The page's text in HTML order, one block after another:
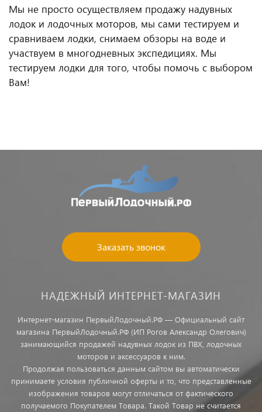
Мы не просто осуществляем продажу надувных
лодок и лодочных моторов, мы сами тестируем и
сравниваем лодки, снимаем обзоры на воде и
участвуем в многодневных экспедициях. Мы
тестируем лодки для того, чтобы помочь с выбором
Вам!
Заказать звонок
НАДЕЖНЫЙ ИНТЕРНЕТ-МАГАЗИН
Интернет-магазин ПервыйЛодочный.РФ — Официальный сайт
магазина ПервыйЛодочный.РФ (ИП Рогов Александр Олегович)
занимающийся продажей надувных лодок из ПВХ, лодочных
моторов и аксессуаров к ним.
Продолжая пользоваться данным сайтом вы автоматически
принимаете условия публичной оферты и то, что представленные
изображения товаров могут отличаться от фактического
получаемого Покупателем Товара. Такой Товар не считается